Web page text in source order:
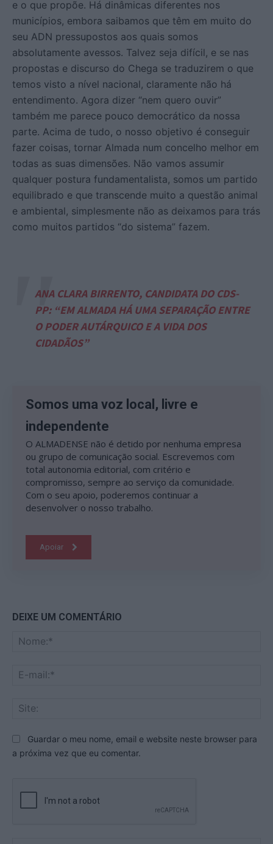
e o que propõe. Há dinâmicas diferentes nos
municípios, embora saibamos que têm em muito do
seu ADN pressupostos aos quais somos
absolutamente avessos. Talvez seja difícil, e se nas
propostas e discurso do Chega se traduzirem o que
temos visto a nível nacional, claramente não há
entendimento. Agora dizer “nem quero ouvir”
também me parece pouco democrático da nossa
parte. Acima de tudo, o nosso objetivo é conseguir
fazer coisas, tornar Almada num concelho melhor em
todas as suas dimensões. Não vamos assumir
qualquer postura fundamentalista, somos um partido
equilibrado e que transcende muito a questão animal
e ambiental, simplesmente não as deixamos para trás
como muitos partidos “do sistema” fazem.
ANA CLARA BIRRENTO, CANDIDATA DO CDS-
PP: “EM ALMADA HÁ UMA SEPARAÇÃO ENTRE
O PODER AUTÁRQUICO E A VIDA DOS
CIDADÃOS”
Somos uma voz local, livre e
independente
O ALMADENSE não é detido por nenhuma empresa
ou grupo de comunicação social. Escrevemos com
total autonomia editorial, com critério e
compromisso, sempre ao serviço da comunidade.
Com o seu apoio, poderemos continuar a
desenvolver o nosso trabalho.
Apoiar
DEIXE UM COMENTÁRIO
Guardar o meu nome, email e website neste browser para
a próxima vez que eu comentar.